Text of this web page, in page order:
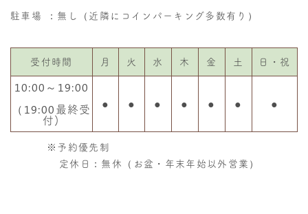
駐車場
：無し（近隣にコインパーキング多数有り）
受付時間 月 火 水 木 金 土 日・祝
10:00～19:00
（19:00最終受
付)
● ● ● ● ● ● ●
※予約優先制
定休日：無休（お盆・年末年始以外営業）